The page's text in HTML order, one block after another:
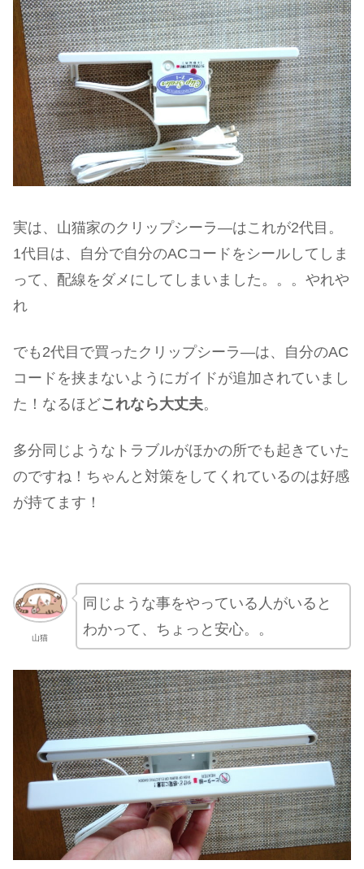
実は、山猫家のクリップシーラ―はこれが2代目。
1代目は、自分で自分のACコードをシールしてしま
って、配線をダメにしてしまいました。。。やれや
れ
でも2代目で買ったクリップシーラ―は、自分のAC
コードを挟まないようにガイドが追加されていまし
た！なるほどこれなら大丈夫。
多分同じようなトラブルがほかの所でも起きていた
のですね！ちゃんと対策をしてくれているのは好感
が持てます！
山猫
同じような事をやっている人がいると
わかって、ちょっと安心。。